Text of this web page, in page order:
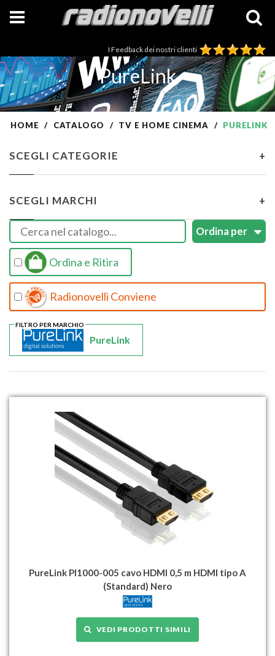
I Feedback dei nostri clienti
PureLink
HOME CATALOGO TV E HOME CINEMA PURELINK
SCEGLI CATEGORIE +
SCEGLI MARCHI +
Ordina e Ritira
Radionovelli Conviene
PureLink
FILTRO PER MARCHIO
PureLink PI1000-005 cavo HDMI 0,5 m HDMI tipo A
(Standard) Nero
VEDI PRODOTTI SIMILI